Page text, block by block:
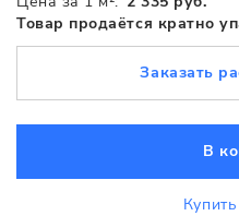
Товар продаётся кратно
В
Заказать